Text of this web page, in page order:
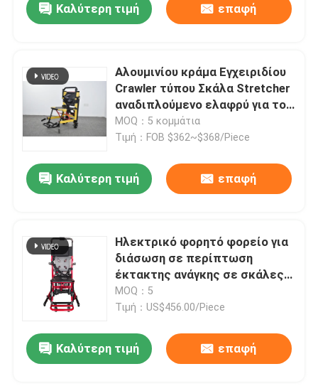
Προϊόντα
Σχετικά με εμάς
Έλεγχος ποιότητας
Επικοινωνήστε μαζί μας
Ειδήσεις
Υποθέσεις
Καλύτερη τιμή επαφή
Αλουμινίου κράμα Εγχειριδίου
Crawler τύπου Σκάλα Stretcher
αναδιπλούμενο ελαφρύ για το
νοσοκομείο μεταφορά
ασθενών
MOQ：5 κομμάτια
Τιμή：FOB $362~$368/Piece
Καλύτερη τιμή επαφή
Ηλεκτρικό φορητό φορείο για
διάσωση σε περίπτωση
έκτακτης ανάγκης σε σκάλες
και διαδρόμους
MOQ：5
Τιμή：US$456.00/Piece
Καλύτερη τιμή επαφή